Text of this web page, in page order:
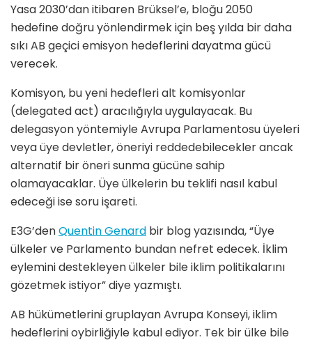
Yasa 2030’dan itibaren Brüksel’e, bloğu 2050
hedefine doğru yönlendirmek için beş yılda bir daha
sıkı AB geçici emisyon hedeflerini dayatma gücü
verecek.
Komisyon, bu yeni hedefleri alt komisyonlar
(delegated act) aracılığıyla uygulayacak. Bu
delegasyon yöntemiyle Avrupa Parlamentosu üyeleri
veya üye devletler, öneriyi reddedebilecekler ancak
alternatif bir öneri sunma gücüne sahip
olamayacaklar. Üye ülkelerin bu teklifi nasıl kabul
edeceği ise soru işareti.
E3G’denQuentin Genard bir blog yazısında, “Üye
ülkeler ve Parlamento bundan nefret edecek. İklim
eylemini destekleyen ülkeler bile iklim politikalarını
gözetmek istiyor” diye yazmıştı.
AB hükümetlerini gruplayan Avrupa Konseyi, iklim
hedeflerini oybirliğiyle kabul ediyor. Tek bir ülke bile